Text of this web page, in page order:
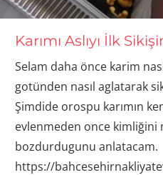
Karımı Aslıyı İlk
Selam daha önce karim
gotünden nasıl aglatarak
Şimdide orospu karımın
evlenmeden once kimliğini
bozdurdugunu anlatacam.
https://